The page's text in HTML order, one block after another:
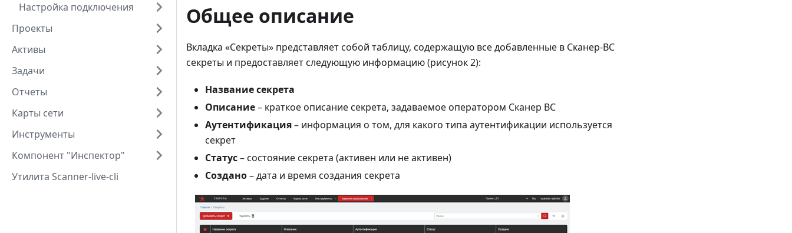
Настройка подключения
Проекты
Активы
Задачи
Отчеты
Карты сети
Инструменты
Компонент "Инспектор"
Утилита Scanner-live-cli
Общее описание
Вкладка «Секреты» представляет собой таблицу, содержащую все добавленные в Сканер-ВС
секреты и предоставляет следующую информацию (рисунок 2):
Название секрета
Описание– краткое описание секрета, задаваемое оператором Сканер ВС
Аутентификация– информация о том, для какого типа аутентификации используется
секрет
Статус– состояние секрета (активен или не активен)
Создано– дата и время создания секрета